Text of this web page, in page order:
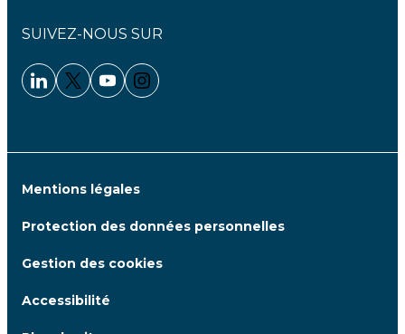
SUIVEZ-NOUS SUR
Linkedin - Clariane
Twitter - Clariane
Youtube - Clariane
Instagram - Clariane
Mentions légales
Protection des données personnelles
Gestion des cookies
Accessibilité